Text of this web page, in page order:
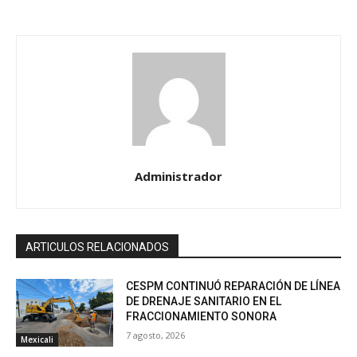
Administrador
ARTICULOS RELACIONADOS
Mexicali
CESPM CONTINUÓ REPARACIÓN DE LÍNEA
DE DRENAJE SANITARIO EN EL
FRACCIONAMIENTO SONORA
7 agosto, 2026